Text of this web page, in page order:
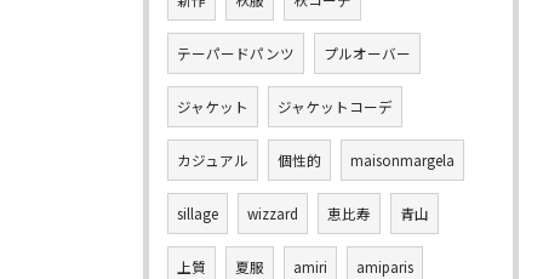
テーパードパンツ プルオーバー
ジャケット ジャケットコーデ
カジュアル 個性的 maisonmargela
sillage wizzard 恵比寿 青山
上質 夏服 amiri amiparis